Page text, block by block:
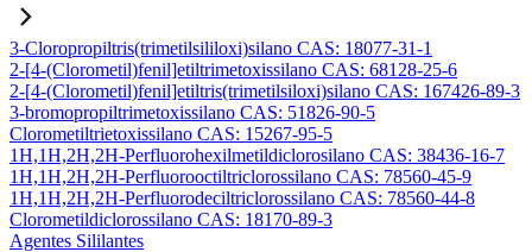
3-Cloropropiltris(trimetilsililoxi)silano CAS: 18077-31-1
2-[4-(Clorometil)fenil]etiltrimetoxissilano CAS: 68128-25-6
2-[4-(Clorometil)fenil]etiltris(trimetilsiloxi)silano CAS: 167426-89-3
3-bromopropiltrimetoxissilano CAS: 51826-90-5
Clorometiltrietoxissilano CAS: 15267-95-5
1H,1H,2H,2H-Perfluorohexilmetildiclorosilano CAS: 38436-16-7
1H,1H,2H,2H-Perfluorooctiltriclorossilano CAS: 78560-45-9
1H,1H,2H,2H-Perfluorodeciltriclorossilano CAS: 78560-44-8
Clorometildiclorossilano CAS: 18170-89-3
Agentes Sililantes